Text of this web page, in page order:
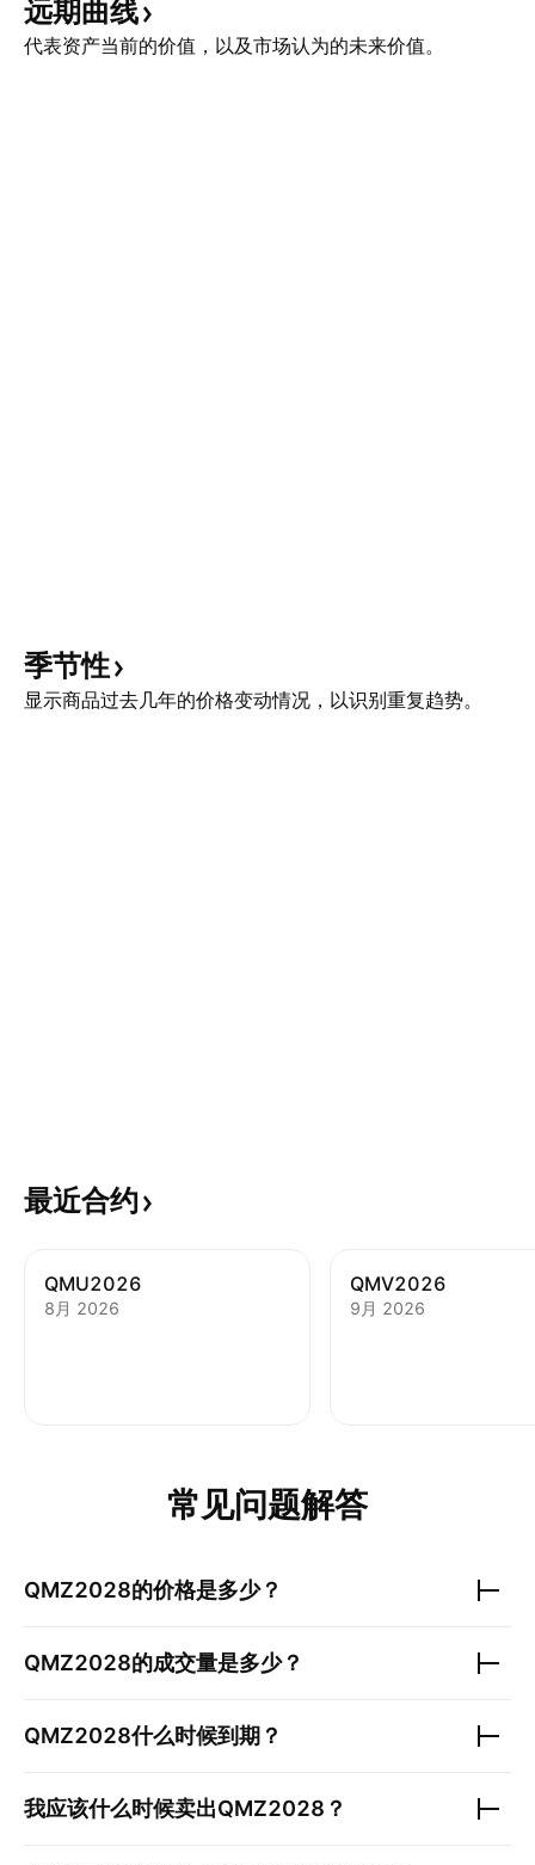
远期曲线
代表资产当前的价值，以及市场认为的未来价值。
季节性
显示商品过去几年的价格变动情况，以识别重复趋势。
最近合约
QMU2026
8月 2026
QMV2026
9月 2026
常见问题解答
QMZ2028的价格是多少？
QMZ2028的成交量是多少？
QMZ2028什么时候到期？
我应该什么时候卖出QMZ2028 ？